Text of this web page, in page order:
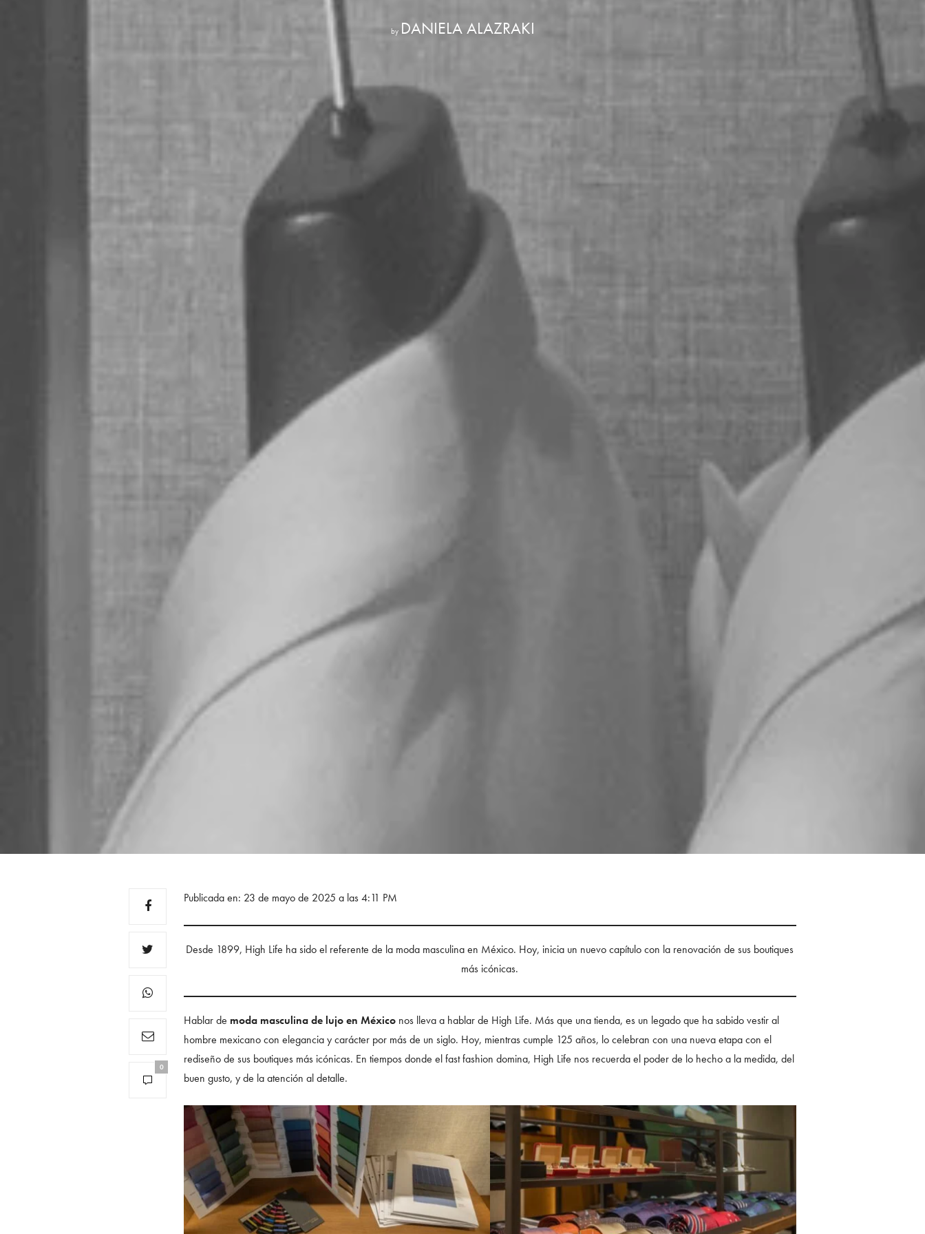
by DANIELA ALAZRAKI
0
Publicada en: 23 de mayo de 2025 a las 4:11 PM
Desde 1899, High Life ha sido el referente de la moda masculina en México. Hoy, inicia un nuevo capítulo con la renovación de sus boutiques
más icónicas.
Hablar de moda masculina de lujo en México nos lleva a hablar de High Life. Más que una tienda, es un legado que ha sabido vestir al
hombre mexicano con elegancia y carácter por más de un siglo. Hoy, mientras cumple 125 años, lo celebran con una nueva etapa con el
rediseño de sus boutiques más icónicas. En tiempos donde el fast fashion domina, High Life nos recuerda el poder de lo hecho a la medida, del
buen gusto, y de la atención al detalle.